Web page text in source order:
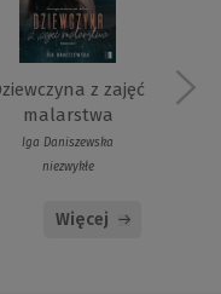
z zajęć
malarstwa
Iga Daniszewska
niezwykłe
Więcej